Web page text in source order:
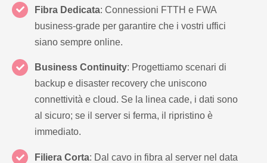
Fibra Dedicata: Connessioni FTTH e FWA
business-grade per garantire che i vostri uffici
siano sempre online.
Business Continuity: Progettiamo scenari di
backup e disaster recovery che uniscono
connettività e cloud. Se la linea cade, i dati sono
al sicuro; se il server si ferma, il ripristino è
immediato.
Filiera Corta: Dal cavo in fibra al server nel data